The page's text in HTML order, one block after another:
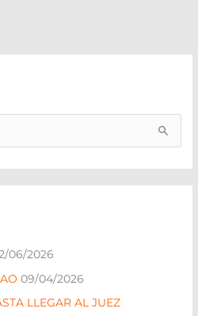
06/2026
09/04/2026
LLEGAR AL JUEZ